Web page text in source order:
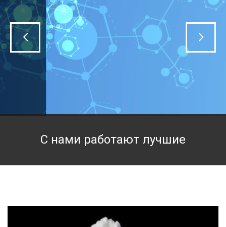
Индикаторы
Кислоты
Пищевая химия для производств
Стандарт-титры
Техническая химия
ДОСТАВКА
СЕРТИФИКАТЫ
КОНТАКТЫ
С нами работают лучшие